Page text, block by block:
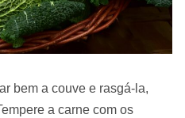
bem a couve e rasgá-la,
a carne com os